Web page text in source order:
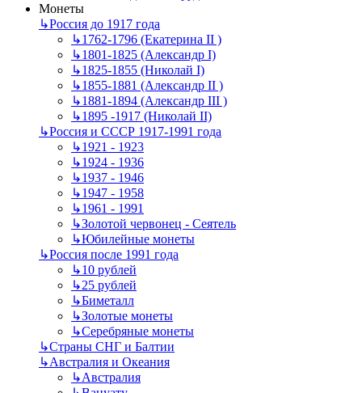
Монеты
↳Россия до 1917 года
↳1762-1796 (Екатерина II )
↳1801-1825 (Александр I)
↳1825-1855 (Николай I)
↳1855-1881 (Александр II )
↳1881-1894 (Александр III )
↳1895 -1917 (Николай II)
↳Россия и СССР 1917-1991 года
↳1921 - 1923
↳1924 - 1936
↳1937 - 1946
↳1947 - 1958
↳1961 - 1991
↳Золотой червонец - Сеятель
↳Юбилейные монеты
↳Россия после 1991 года
↳10 рублей
↳25 рублей
↳Биметалл
↳Золотые монеты
↳Серебряные монеты
↳Страны СНГ и Балтии
↳Австралия и Океания
↳Австралия